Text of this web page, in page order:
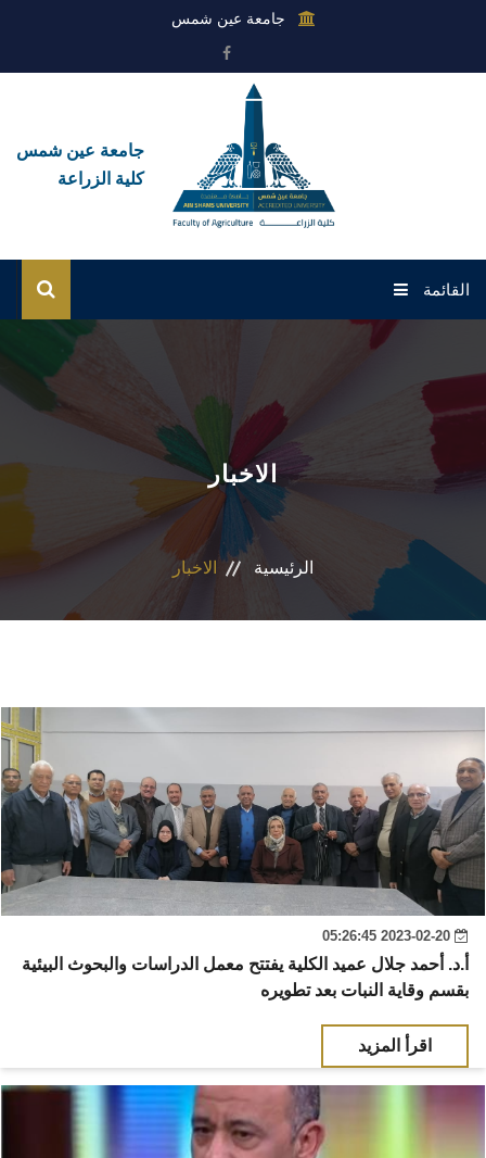
جامعة عين شمس
جامعة عين شمس
كلية الزراعة
القائمة
عن الكلية
القطاعات
المجلات العلمية
تواصل معنا
الاخبار
الرئيسية الاخبار
أ.د. أحمد جلال عميد الكلية يفتتح معمل الدراسات والبحوث البيئية
بقسم وقاية النبات بعد تطويره
اقرأ المزيد